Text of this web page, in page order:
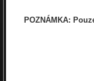
POZNÁMKA: